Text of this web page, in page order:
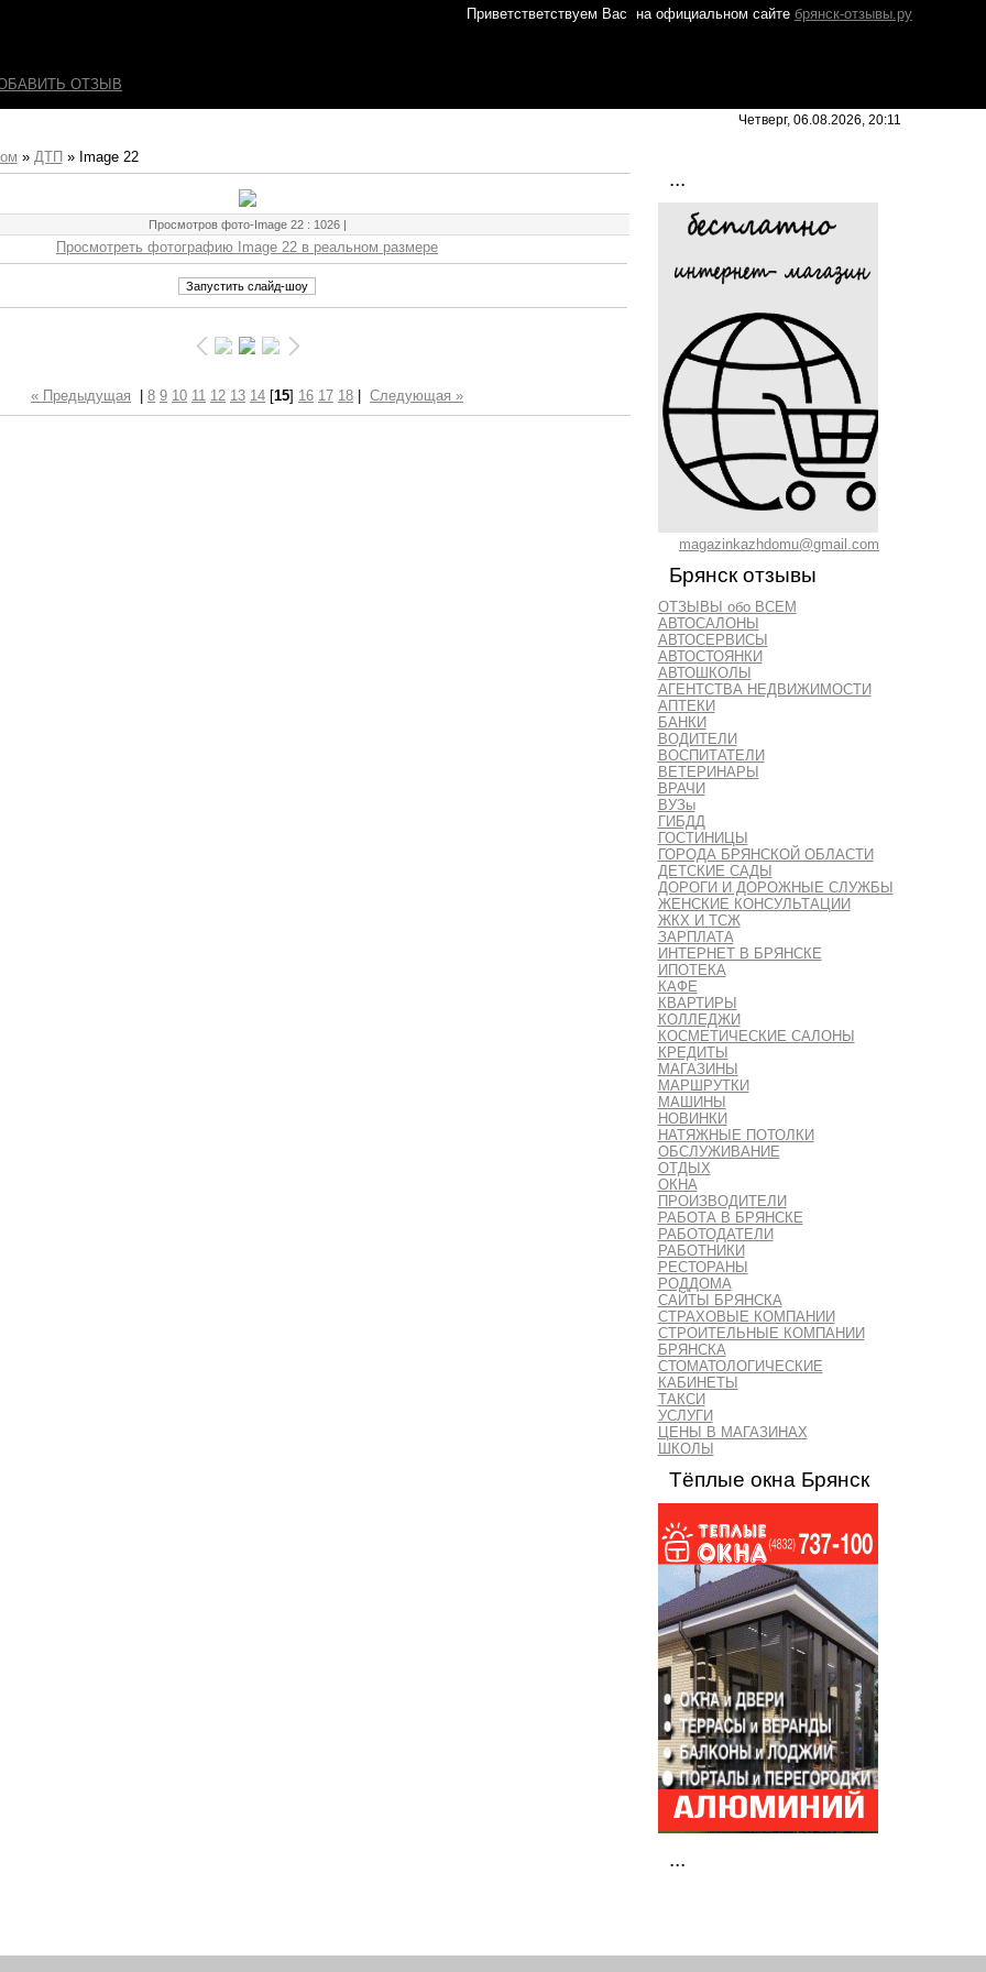
Приветстветствуем Вас на официальном сайте брянск-отзывы.ру
ОТЗЫВ
Четверг, 06.08.2026, 20:11
» ДТП » Image 22
Просмотров фото-Image 22 : 1026 |
Просмотреть фотографию Image 22 в реальном размере
« Предыдущая 8 9 10 11 12 13 14 [15] 16 17 18 Следующая »
...
magazinkazhdomu@gmail.com
Брянск отзывы
ОТЗЫВЫ обо ВСЕМ
АВТОСАЛОНЫ
АВТОСЕРВИСЫ
АВТОСТОЯНКИ
АВТОШКОЛЫ
АГЕНТСТВА НЕДВИЖИМОСТИ
АПТЕКИ
БАНКИ
ВОДИТЕЛИ
ВОСПИТАТЕЛИ
ВЕТЕРИНАРЫ
ВРАЧИ
ВУЗы
ГИБДД
ГОСТИНИЦЫ
ГОРОДА БРЯНСКОЙ ОБЛАСТИ
ДЕТСКИЕ САДЫ
ДОРОГИ И ДОРОЖНЫЕ СЛУЖБЫ
ЖЕНСКИЕ КОНСУЛЬТАЦИИ
ЖКХ И ТСЖ
ЗАРПЛАТА
ИНТЕРНЕТ В БРЯНСКЕ
ИПОТЕКА
КАФЕ
КВАРТИРЫ
КОЛЛЕДЖИ
КОСМЕТИЧЕСКИЕ САЛОНЫ
КРЕДИТЫ
МАГАЗИНЫ
МАРШРУТКИ
МАШИНЫ
НОВИНКИ
НАТЯЖНЫЕ ПОТОЛКИ
ОБСЛУЖИВАНИЕ
ОТДЫХ
ОКНА
ПРОИЗВОДИТЕЛИ
РАБОТА В БРЯНСКЕ
РАБОТОДАТЕЛИ
РАБОТНИКИ
РЕСТОРАНЫ
РОДДОМА
САЙТЫ БРЯНСКА
СТРАХОВЫЕ КОМПАНИИ
СТРОИТЕЛЬНЫЕ КОМПАНИИ
БРЯНСКА
СТОМАТОЛОГИЧЕСКИЕ
КАБИНЕТЫ
ТАКСИ
УСЛУГИ
ЦЕНЫ В МАГАЗИНАХ
ШКОЛЫ
Тёплые окна Брянск
...